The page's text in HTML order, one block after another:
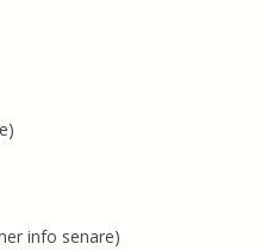
info senare)